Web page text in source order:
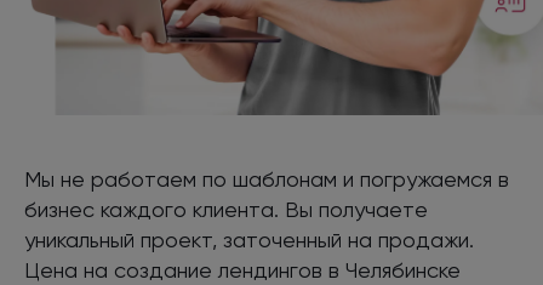
Мы не работаем по шаблонам и погружаемся в
бизнес каждого клиента. Вы получаете
уникальный проект, заточенный на продажи.
Цена на создание лендингов в Челябинске